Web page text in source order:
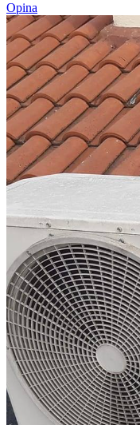
Opina